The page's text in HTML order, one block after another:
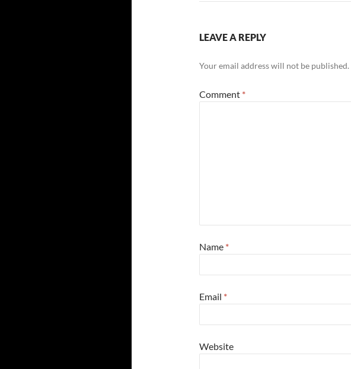
LEAVE A REPLY
Your email address will not be published.
Comment *
Name *
Email *
Website